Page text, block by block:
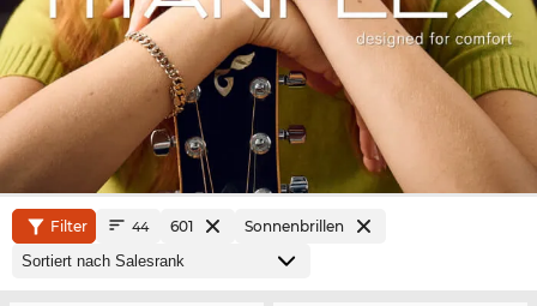
Filter 44 601 Sonnenbrillen